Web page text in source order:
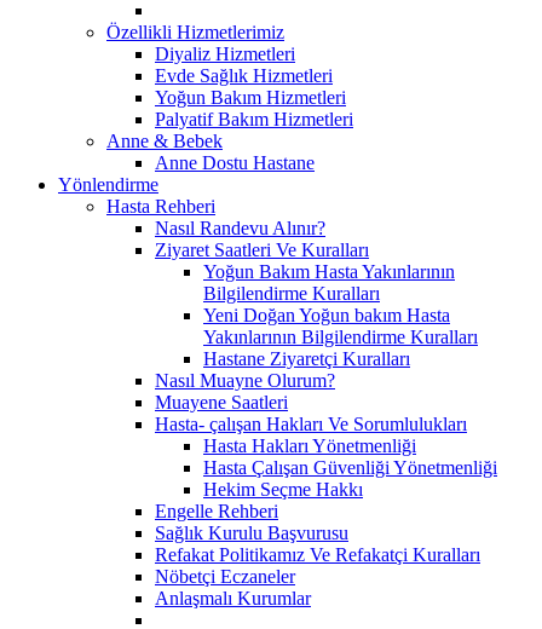
Özellikli Hizmetlerimiz
Diyaliz Hizmetleri
Evde Sağlık Hizmetleri
Yoğun Bakım Hizmetleri
Palyatif Bakım Hizmetleri
Anne & Bebek
Anne Dostu Hastane
Yönlendirme
Hasta Rehberi
Nasıl Randevu Alınır?
Ziyaret Saatleri Ve Kuralları
Yoğun Bakım Hasta Yakınlarının
Bilgilendirme Kuralları
Yeni Doğan Yoğun bakım Hasta
Yakınlarının Bilgilendirme Kuralları
Hastane Ziyaretçi Kuralları
Nasıl Muayne Olurum?
Muayene Saatleri
Hasta- çalışan Hakları Ve Sorumlulukları
Hasta Hakları Yönetmenliği
Hasta Çalışan Güvenliği Yönetmenliği
Hekim Seçme Hakkı
Engelle Rehberi
Sağlık Kurulu Başvurusu
Refakat Politikamız Ve Refakatçi Kuralları
Nöbetçi Eczaneler
Anlaşmalı Kurumlar